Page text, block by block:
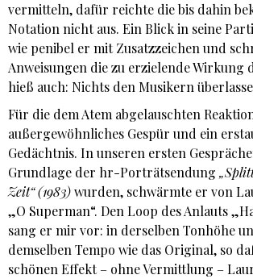
vermitteln, dafür reichte die bis dahin
Notation nicht aus. Ein Blick in seine
wie penibel er mit Zusatzzeichen und
Anweisungen die zu erzielende Wirkung
hieß auch: Nichts den Musikern
Für die dem Atem abgelauschten
außergewöhnliches Gespür und ein
Gedächtnis. In unseren ersten
Grundlage der hr-Porträtsendung
Zeit“ (1983)wurden, schwärmte er von
„O Superman“. Den Loop des Anlauts
sang er mir vor: in derselben Tonhöhe
demselben Tempo wie das Original, so
schönen Effekt – ohne Vermittlung –